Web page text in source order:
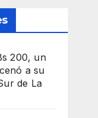
200, un
a su
de La